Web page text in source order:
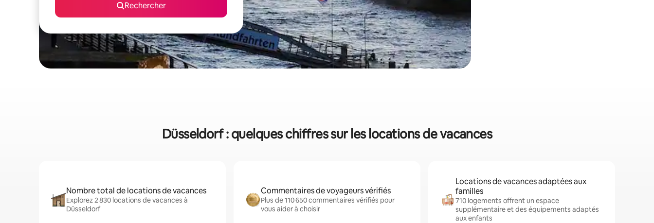
Rechercher
Düsseldorf : quelques chiffres sur les locations de vacances
Nombre total de locations de vacances
Explorez 2 830 locations de vacances à
Düsseldorf
Commentaires de voyageurs vérifiés
Plus de 110 650 commentaires vérifiés pour
vous aider à choisir
Locations de vacances adaptées aux
familles
710 logements offrent un espace
supplémentaire et des équipements adaptés
aux enfants